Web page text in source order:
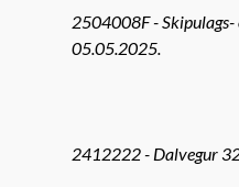
2504008F -
05.05.2025.
2412222 - Dalvegur